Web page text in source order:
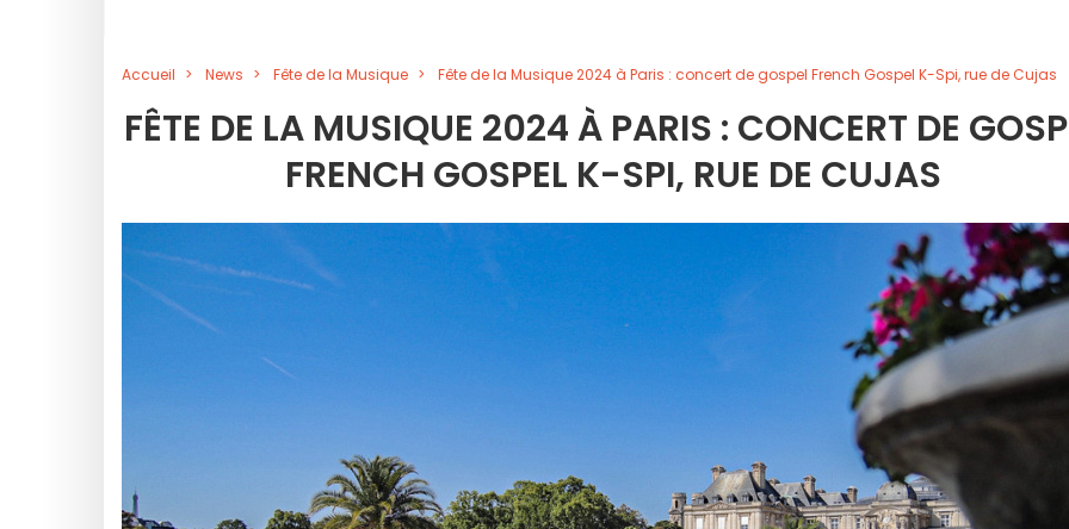
Accueil News Fête de la Musique Fête de la Musique 2024 à Paris : concert de gospel French Gospel K-Spi, rue de Cujas
FÊTE DE LA MUSIQUE 2024 À PARIS : CONCERT DE
FRENCH GOSPEL K-SPI, RUE DE CUJAS